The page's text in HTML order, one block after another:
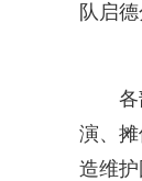
队启
演、
造维